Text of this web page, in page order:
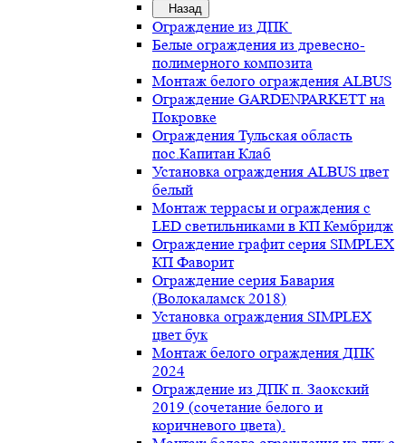
Назад
Ограждение из ДПК
Белые ограждения из древесно-
полимерного композита
Монтаж белого ограждения ALBUS
Ограждение GARDENPARKETT на
Покровке
Ограждения Тульская область
пос.Капитан Клаб
Установка ограждения ALBUS цвет
белый
Монтаж террасы и ограждения с
LED светильниками в КП Кембридж
Ограждение графит серия SIMPLEX
КП Фаворит
Ограждение серия Бавария
(Волокаламск 2018)
Установка ограждения SIMPLEX
цвет бук
Монтаж белого ограждения ДПК
2024
Ограждение из ДПК п. Заокский
2019 (сочетание белого и
коричневого цвета).